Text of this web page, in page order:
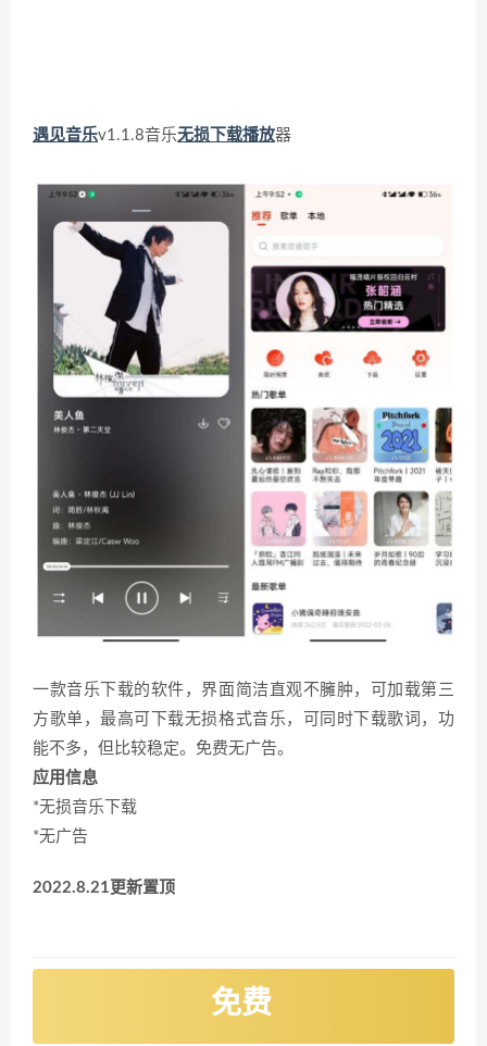
遇见音乐v1.1.8音乐无损 下载播放器
一款音乐下载的软件，界面简洁直观不臃肿，可加载第三
方歌单，最高可下载无损格式音乐，可同时下载歌词，功
能不多，但比较稳定。免费无广告。
应用信息
*无损音乐下载
*无广告
2022.8.21更新置顶
免费